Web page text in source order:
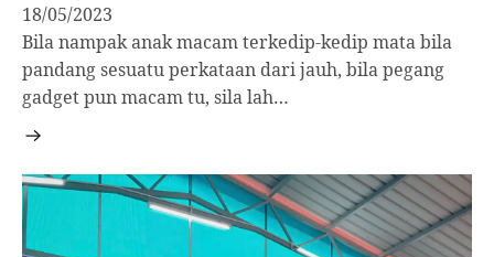
18/05/2023
Bila nampak anak macam terkedip-kedip mata bila
pandang sesuatu perkataan dari jauh, bila pegang
gadget pun macam tu, sila lah…